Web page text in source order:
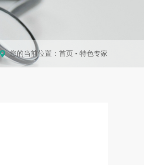
您的当前位置： 首页 • 特色专家